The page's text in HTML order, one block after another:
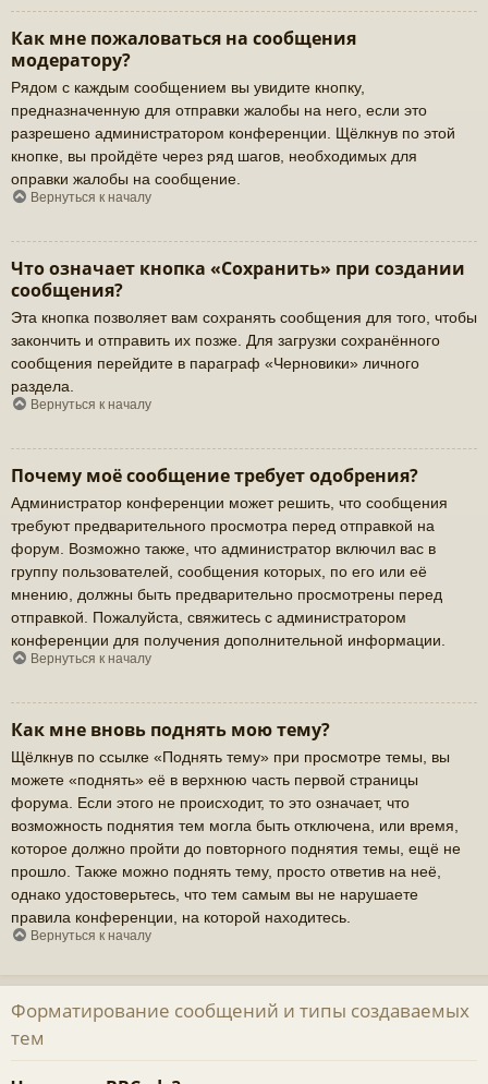
Как мне пожаловаться на сообщения
модератору?
Рядом с каждым сообщением вы увидите кнопку,
предназначенную для отправки жалобы на него, если это
разрешено администратором конференции. Щёлкнув по этой
кнопке, вы пройдёте через ряд шагов, необходимых для
оправки жалобы на сообщение.
Вернуться к началу
Что означает кнопка «Сохранить» при создании
сообщения?
Эта кнопка позволяет вам сохранять сообщения для того, чтобы
закончить и отправить их позже. Для загрузки сохранённого
сообщения перейдите в параграф «Черновики» личного
раздела.
Вернуться к началу
Почему моё сообщение требует одобрения?
Администратор конференции может решить, что сообщения
требуют предварительного просмотра перед отправкой на
форум. Возможно также, что администратор включил вас в
группу пользователей, сообщения которых, по его или её
мнению, должны быть предварительно просмотрены перед
отправкой. Пожалуйста, свяжитесь с администратором
конференции для получения дополнительной информации.
Вернуться к началу
Как мне вновь поднять мою тему?
Щёлкнув по ссылке «Поднять тему» при просмотре темы, вы
можете «поднять» её в верхнюю часть первой страницы
форума. Если этого не происходит, то это означает, что
возможность поднятия тем могла быть отключена, или время,
которое должно пройти до повторного поднятия темы, ещё не
прошло. Также можно поднять тему, просто ответив на неё,
однако удостоверьтесь, что тем самым вы не нарушаете
правила конференции, на которой находитесь.
Вернуться к началу
Форматирование сообщений и типы создаваемых
тем